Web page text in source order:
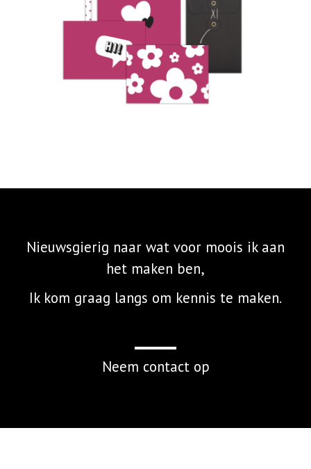
Nieuwsgierig naar wat voor moois ik aan
het maken ben,
Ik kom graag langs om kennis te maken.
Neem contact op